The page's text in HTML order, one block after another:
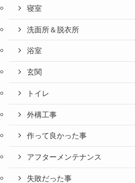
寝室
洗面所＆脱衣所
浴室
玄関
トイレ
外構工事
作って良かった事
アフターメンテナンス
失敗だった事